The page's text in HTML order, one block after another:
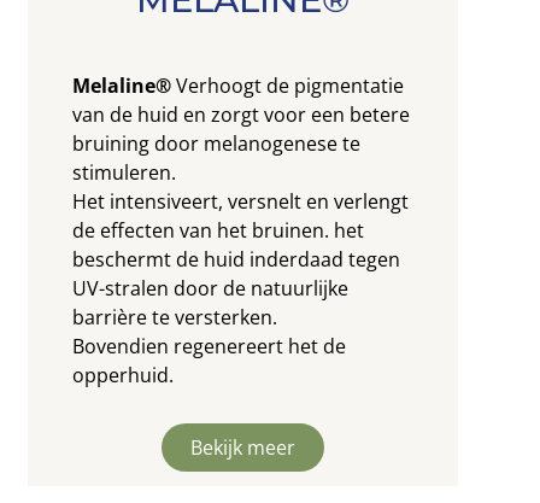
Melaline®Verhoogt de pigmentatie
van de huid en zorgt voor een betere
bruining door melanogenese te
stimuleren.
Het intensiveert, versnelt en verlengt
de effecten van het bruinen. het
beschermt de huid inderdaad tegen
UV-stralen door de natuurlijke
barrière te versterken.
Bovendien regenereert het de
opperhuid.
Bekijk meer